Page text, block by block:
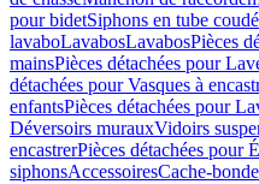
pour bidetSiphons en tube coudé
lavaboLavabosLavabosPièces
mainsPièces détachées pour
détachées pour Vasques à
enfantsPièces détachées pour
Déversoirs murauxVidoirs
encastrerPièces détachées pour
siphonsAccessoiresCache-